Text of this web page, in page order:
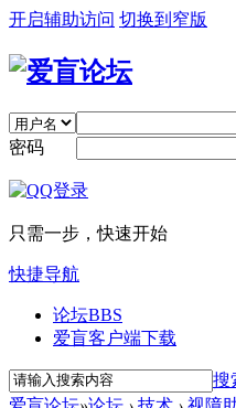
开启辅助访问 切换到窄版
密码
只需一步，快速开始
快捷导航
论坛BBS
爱盲客户端下载
搜